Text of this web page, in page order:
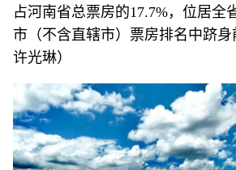
占河南省总票房的17.7%，位居全
市（不含直辖市）票房排名中跻身
许光琳）